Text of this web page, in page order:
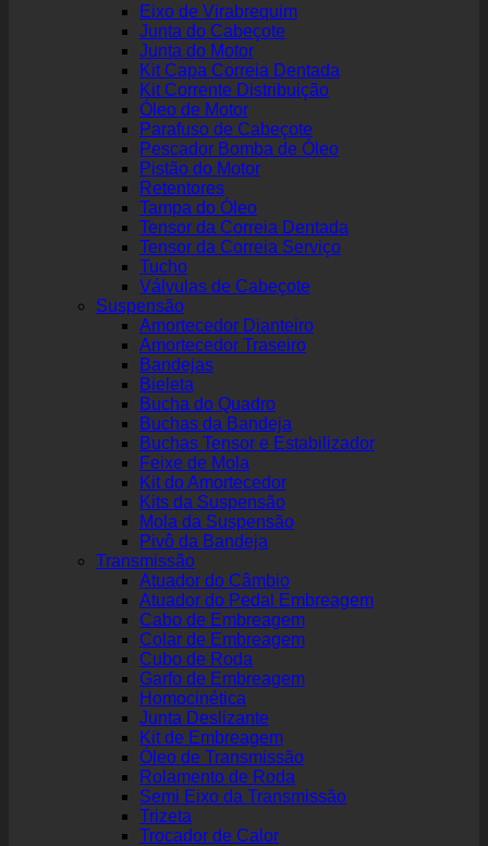
Eixo de Virabrequim
Junta do Cabeçote
Junta do Motor
Kit Capa Correia Dentada
Kit Corrente Distribuição
Óleo de Motor
Parafuso de Cabeçote
Pescador Bomba de Óleo
Pistão do Motor
Retentores
Tampa do Óleo
Tensor da Correia Dentada
Tensor da Correia Serviço
Tucho
Válvulas de Cabeçote
Suspensão
Amortecedor Dianteiro
Amortecedor Traseiro
Bandejas
Bieleta
Bucha do Quadro
Buchas da Bandeja
Buchas Tensor e Estabilizador
Feixe de Mola
Kit do Amortecedor
Kits da Suspensão
Mola da Suspensão
Pivô da Bandeja
Transmissão
Atuador do Câmbio
Atuador do Pedal Embreagem
Cabo de Embreagem
Colar de Embreagem
Cubo de Roda
Garfo de Embreagem
Homocinética
Junta Deslizante
Kit de Embreagem
Óleo de Transmissão
Rolamento de Roda
Semi Eixo da Transmissão
Trizeta
Trocador de Calor